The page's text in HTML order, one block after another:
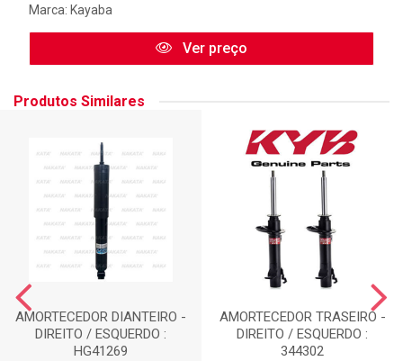
Marca: Kayaba
Ver preço
Produtos Similares
AMORTECEDOR DIANTEIRO -
DIREITO / ESQUERDO :
HG41269
AMORTECEDOR TRASEIRO -
DIREITO / ESQUERDO :
344302